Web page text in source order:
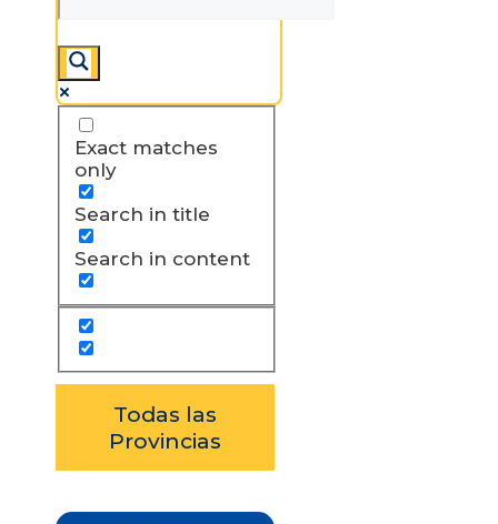
Exact matches
only
Search in title
Search in content
Todas las
Provincias